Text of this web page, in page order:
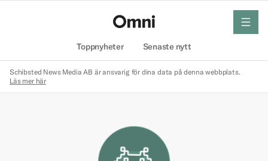
Toppnyheter Senaste nytt
meny
Schibsted News Media AB är ansvarig för dina data på denna webbplats.
Läs mer här